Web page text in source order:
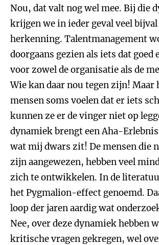
Nou, dat valt nog wel mee. Bij die
krijgen we in ieder geval veel bijval
herkenning. Talentmanagement
doorgaans gezien als iets dat goed
voor zowel de organisatie als de
Wie kan daar nou tegen zijn!
mensen soms voelen dat er iets
kunnen ze er de vinger niet op
dynamiek brengt een Aha-
wat mij dwars zit! De mensen die
zijn aangewezen, hebben veel
zich te ontwikkelen. In de
het Pygmalion-effect genoemd.
loop der jaren aardig wat
Nee, over deze dynamiek hebben
kritische vragen gekregen, wel